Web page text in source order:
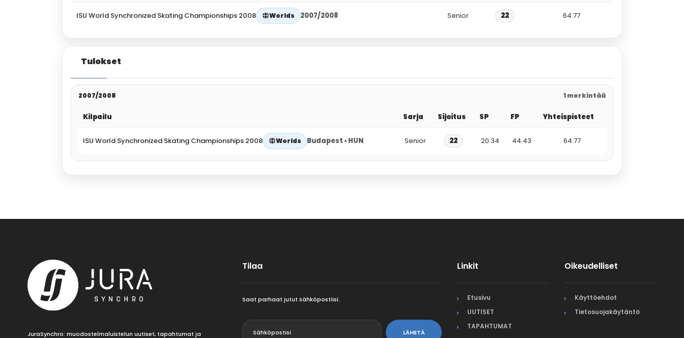
ISU World Synchronized Skating Championships 2008 Worlds 2007/2008 Senior 22 64.77
Tulokset
2007/2008 1 merkintää
Kilpailu Sarja Sijoitus SP FP Yhteispisteet
ISU World Synchronized Skating Championships 2008 Worlds Budapest • HUN Senior 22 20.34 44.43 64.77
JuraSynchro: muodostelmaluistelun uutiset, tapahtumat ja
Tilaa
Saat parhaat jutut sähköpostiisi.
LÄHETÄ
Linkit
Etusivu
UUTISET
TAPAHTUMAT
Oikeudelliset
Käyttöehdot
Tietosuojakäytäntö